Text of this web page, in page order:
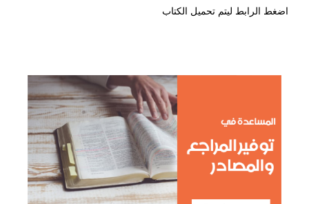
اضغط الرابط ليتم تحميل الكتاب